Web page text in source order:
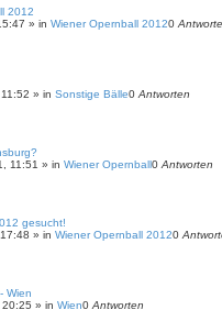
2012
» in Wiener Opernball 20120
» in Sonstige Bälle0 Antworten
11:51 » in Wiener Opernball0 Antworten
gesucht!
» in Wiener Opernball 20120
Wien
20:25 » in Wien0 Antworten